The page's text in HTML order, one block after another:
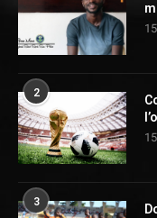
2
3